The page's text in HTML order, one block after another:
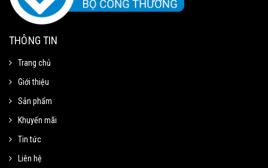
THÔNG TIN
Trang chủ
Giới thiệu
Sản phẩm
Khuyến mãi
Tin tức
Liên hệ
Mã Giảm Giá